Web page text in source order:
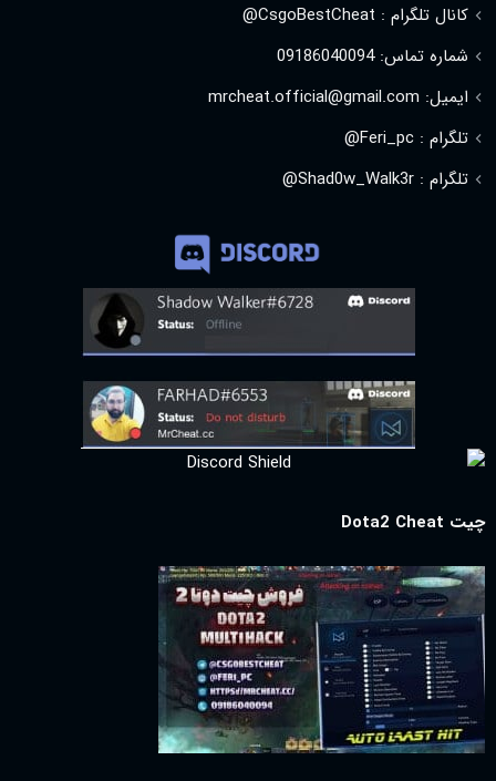
کانال تلگرام : CsgoBestCheat@
شماره تماس: 09186040094
ایمیل: mrcheat.official@gmail.com
تلگرام : Feri_pc@
تلگرام : Shad0w_Walk3r@
چیت Dota2 Cheat